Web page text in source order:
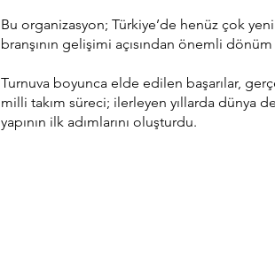
Bu organizasyon; Türkiye’de henüz çok
branşının gelişimi açısından önemli
Turnuva boyunca elde edilen başarılar,
milli takım süreci; ilerleyen yıllarda dünya
yapının ilk adımlarını oluşturdu.